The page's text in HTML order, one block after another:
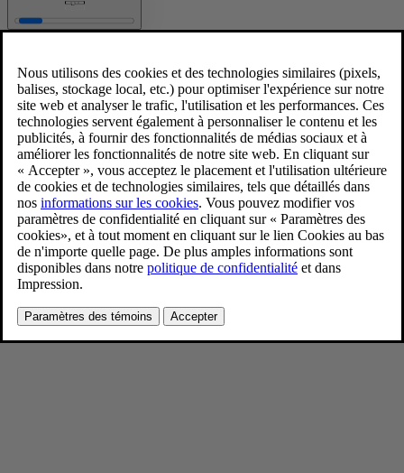
Volvo EX60
1/21/2026
Favoris
Partager
Télécharger
Intérieur
Pour consulter toute l’information sur les droits d’auteur, cliquez ici